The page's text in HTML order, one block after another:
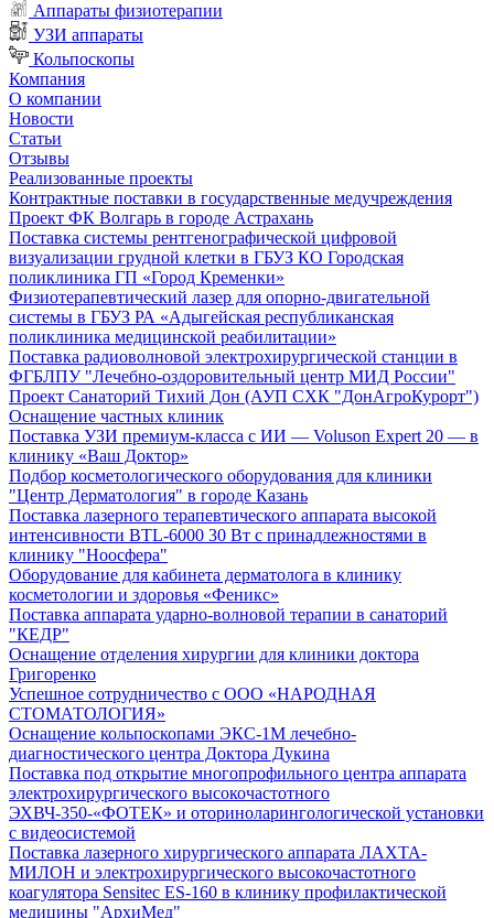
Аппараты физиотерапии
УЗИ аппараты
Кольпоскопы
Компания
О компании
Новости
Статьи
Отзывы
Реализованные проекты
Контрактные поставки в государственные медучреждения
Проект ФК Волгарь в городе Астрахань
Поставка системы рентгенографической цифровой
визуализации грудной клетки в ГБУЗ КО Городская
поликлиника ГП «Город Кременки»
Физиотерапевтический лазер для опорно-двигательной
системы в ГБУЗ РА «Адыгейская республиканская
поликлиника медицинской реабилитации»
Поставка радиоволновой электрохирургической станции в
ФГБЛПУ "Лечебно-оздоровительный центр МИД России"
Проект Санаторий Тихий Дон (АУП СХК "ДонАгроКурорт")
Оснащение частных клиник
Поставка УЗИ премиум-класса с ИИ — Voluson Expert 20 — в
клинику «Ваш Доктор»
Подбор косметологического оборудования для клиники
"Центр Дерматология" в городе Казань
Поставка лазерного терапевтического аппарата высокой
интенсивности BTL-6000 30 Вт с принадлежностями в
клинику "Ноосфера"
Оборудование для кабинета дерматолога в клинику
косметологии и здоровья «Феникс»
Поставка аппарата ударно-волновой терапии в санаторий
"КЕДР"
Оснащение отделения хирургии для клиники доктора
Григоренко
Успешное сотрудничество с ООО «НАРОДНАЯ
СТОМАТОЛОГИЯ»
Оснащение кольпоскопами ЭКС-1М лечебно-
диагностического центра Доктора Дукина
Поставка под открытие многопрофильного центра аппарата
электрохирургического высокочастотного
ЭХВЧ-350-«ФОТЕК» и оториноларингологической установки
с видеосистемой
Поставка лазерного хирургического аппарата ЛАХТА-
МИЛОН и электрохирургического высокочастотного
коагулятора Sensitec ES-160 в клинику профилактической
медицины "АрхиМед"